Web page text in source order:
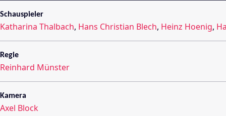
Schauspieler
Katharina Thalbach, Hans Christian Blech, Heinz Hoenig,
Regie
Reinhard Münster
Kamera
Axel Block